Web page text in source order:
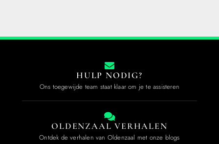
HULP NODIG?
Ons toegewijde team staat klaar om je te assisteren
OLDENZAAL VERHALEN
Ontdek de verhalen van Oldenzaal met onze blogs